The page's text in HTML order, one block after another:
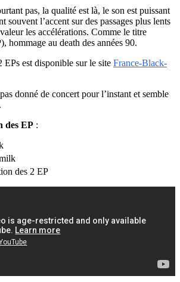
pas, la qualité est là, le son est puissant
souvent l’accent sur des passages plus lents
les accélérations. Comme le titre
hommage au death des années 90.
est disponible sur le site France-Black-
donné de concert pour l’instant et semble
des EP :
des 2 EP